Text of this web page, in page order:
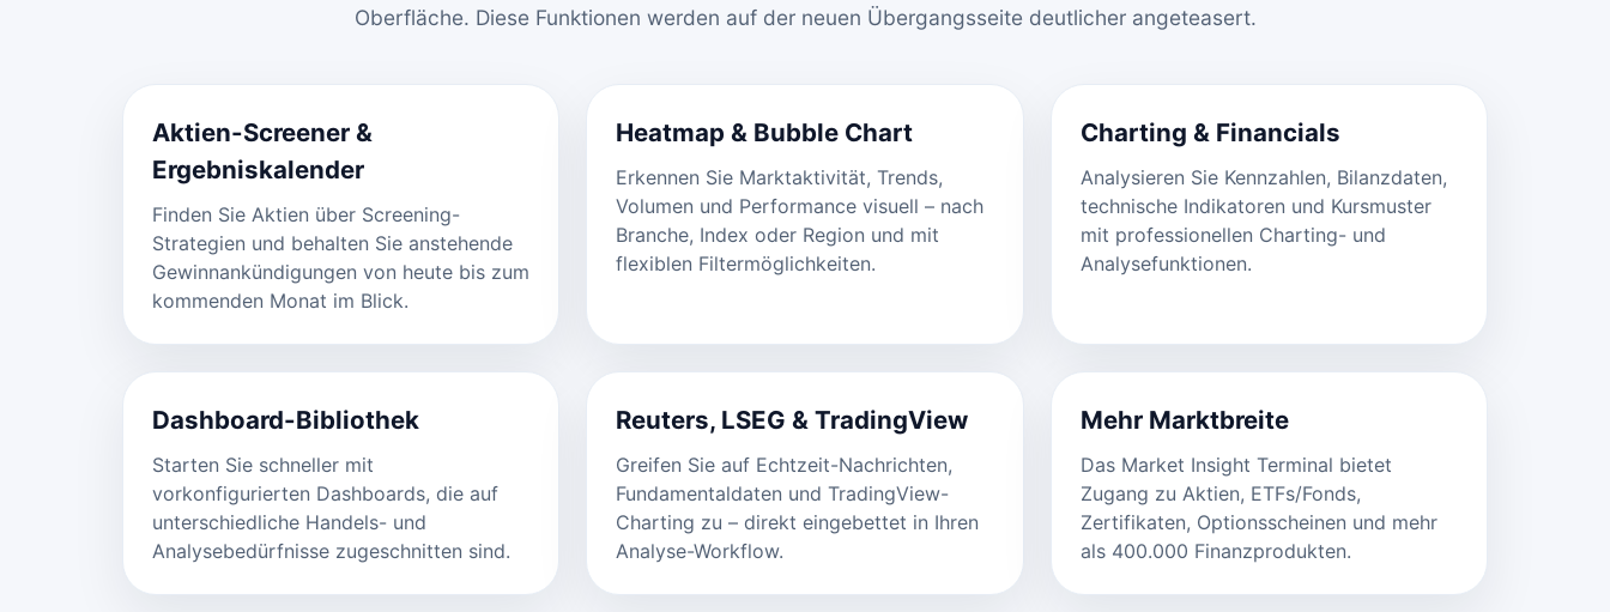
Oberfläche. Diese Funktionen werden auf der neuen Übergangsseite deutlicher angeteasert.
Aktien-Screener &
Ergebniskalender
Finden Sie Aktien über Screening-
Strategien und behalten Sie anstehende
Gewinnankündigungen von heute bis zum
kommenden Monat im Blick.
Heatmap & Bubble Chart
Erkennen Sie Marktaktivität, Trends,
Volumen und Performance visuell – nach
Branche, Index oder Region und mit
flexiblen Filtermöglichkeiten.
Charting & Financials
Analysieren Sie Kennzahlen, Bilanzdaten,
technische Indikatoren und Kursmuster
mit professionellen Charting- und
Analysefunktionen.
Dashboard-Bibliothek
Starten Sie schneller mit
vorkonfigurierten Dashboards, die auf
unterschiedliche Handels- und
Analysebedürfnisse zugeschnitten sind.
Reuters, LSEG & TradingView
Greifen Sie auf Echtzeit-Nachrichten,
Fundamentaldaten und TradingView-
Charting zu – direkt eingebettet in Ihren
Analyse-Workflow.
Mehr Marktbreite
Das Market Insight Terminal bietet
Zugang zu Aktien, ETFs/Fonds,
Zertifikaten, Optionsscheinen und mehr
als 400.000 Finanzprodukten.